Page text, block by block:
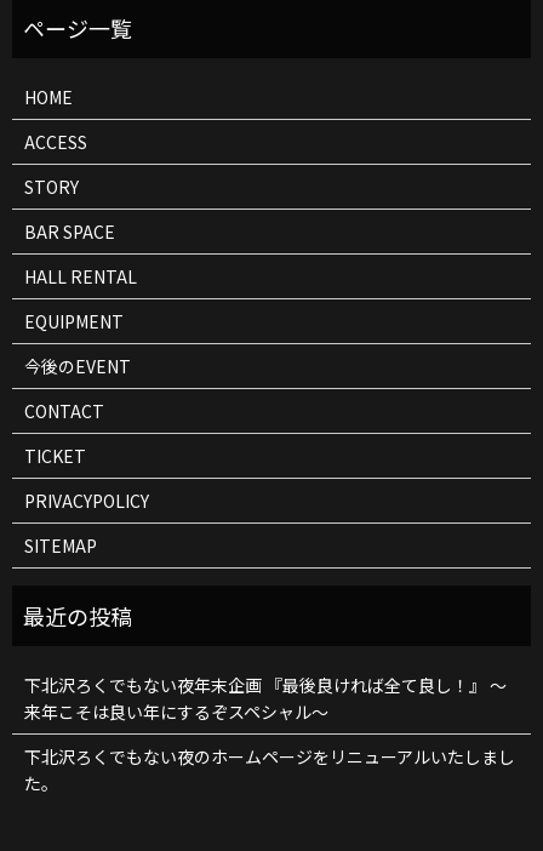
ト
HOME
ACCESS
STORY
BAR SPACE
HALL RENTAL
EQUIPMENT
今後のEVENT
CONTACT
TICKET
PRIVACYPOLICY
SITEMAP
下北沢ろくでもない夜年末企画 『最後良ければ全て良し！』 ～
来年こそは良い年にするぞスペシャル～
下北沢ろくでもない夜のホームページをリニューアルいたしまし
た。